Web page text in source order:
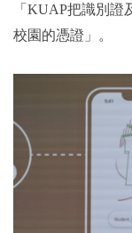
「KUAP把識別
校園的憑證」。